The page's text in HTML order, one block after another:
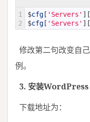
1
2
$cfg [ 'Servers' ] [
$cfg [ 'Servers' ] [
修改第二句改变自
例。
3. 安装WordPress
下载地址为：